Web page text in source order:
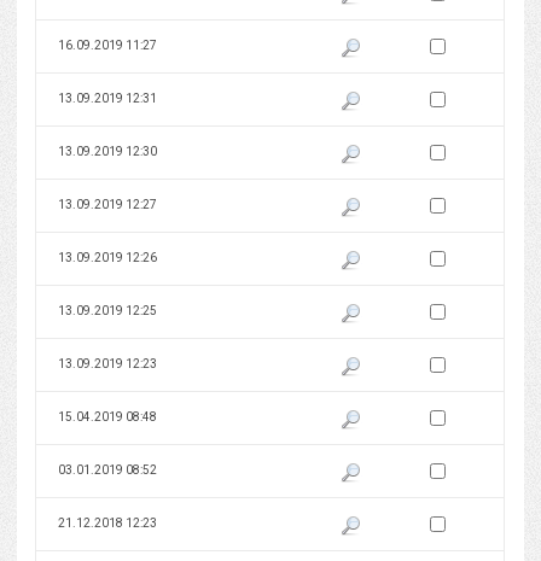
16.09.2019 11:27 Pokaż podgląd wersji z dnia
Zaznacz wersję do
13.09.2019 12:31 Pokaż podgląd wersji z dnia
Zaznacz wersję do
13.09.2019 12:30 Pokaż podgląd wersji z dnia
Zaznacz wersję do
13.09.2019 12:27 Pokaż podgląd wersji z dnia
Zaznacz wersję do
13.09.2019 12:26 Pokaż podgląd wersji z dnia
Zaznacz wersję do
13.09.2019 12:25 Pokaż podgląd wersji z dnia
Zaznacz wersję do
13.09.2019 12:23 Pokaż podgląd wersji z dnia
Zaznacz wersję do
15.04.2019 08:48 Pokaż podgląd wersji z dnia
Zaznacz wersję do
03.01.2019 08:52 Pokaż podgląd wersji z dnia
Zaznacz wersję do
21.12.2018 12:23 Pokaż podgląd wersji z dnia
Zaznacz wersję do